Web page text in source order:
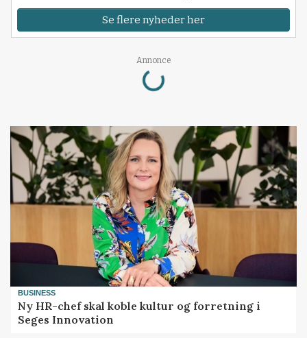
Se flere nyheder her
Annonce
Loading...
BUSINESS
Ny HR-chef skal koble kultur og forretning i
Seges Innovation